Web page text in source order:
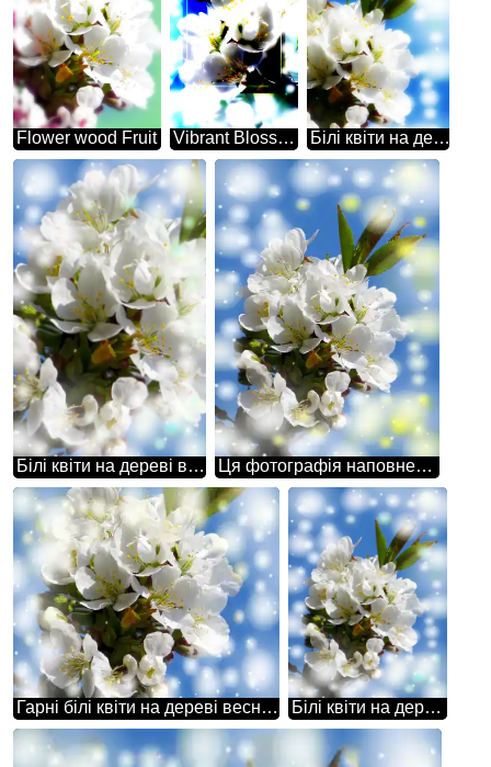
Flower wood Fruit Vibrant Blossom Art: Ethereal White Flowers Against a Luminous Background Білі квіти на дереві - це весняна чарівність і ніжність в одному.
Білі квіти на дереві весною символізують чистоту, ніжність і надію на нове життя. Ця фотографія наповнена теплом і світлом, завдяки гарним білим квітам на дереві весною.
Гарні білі квіти на дереві весною - це дуже романтична і мрійлива картина природи. Білі квіти на дереві створюють таку ніжність, яка здатна змусити нас відчувати глибоке повагу до природи.